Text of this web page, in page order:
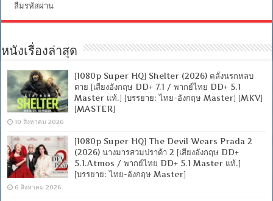
ลืมรหัสผ่าน
หนังเรื่องล่าสุด
[1080p Super HQ] Shelter (2026) คลั่งนรกหลบ
ตาย [เสียงอังกฤษ DD+ 7.1 / พากย์ไทย DD+ 5.1
Master แท้.] [บรรยาย: ไทย-อังกฤษ Master] [MKV]
[MASTER]
10 สิงหาคม 2026
[1080p Super HQ] The Devil Wears Prada 2
(2026) นางมารสวมปราด้า 2 [เสียงอังกฤษ DD+
5.1.Atmos / พากย์ไทย DD+ 5.1 Master แท้.]
[บรรยาย: ไทย-อังกฤษ Master]
6 สิงหาคม 2026